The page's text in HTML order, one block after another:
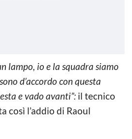
lampo, io e la squadra siamo
d’accordo con questa
e vado avanti”: il tecnico
così l’addio di Raoul